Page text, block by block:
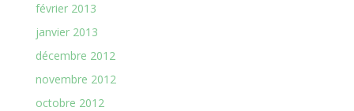
février 2013
janvier 2013
décembre 2012
novembre 2012
octobre 2012